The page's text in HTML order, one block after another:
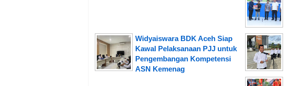
Widyaiswara BDK Aceh Siap
Kawal Pelaksanaan PJJ untuk
Pengembangan Kompetensi
ASN Kemenag